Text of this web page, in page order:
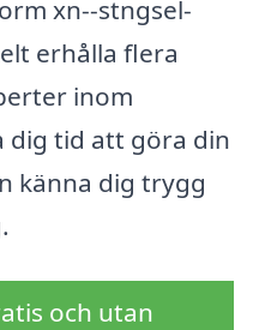
xn--stngsel-
erhålla flera
inom
dig tid att göra din
känna dig trygg
och utan